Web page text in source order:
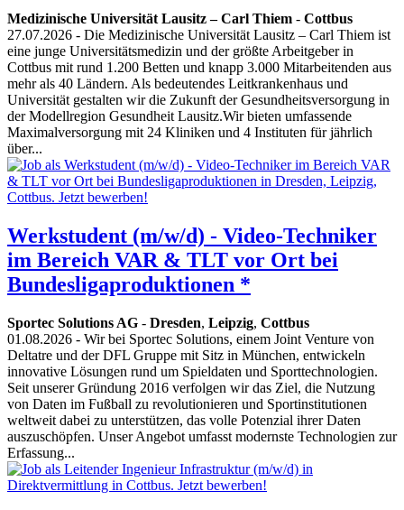
Medizinische Universität Lausitz – Carl Thiem - Cottbus
27.07.2026 - Die Medizinische Universität Lausitz – Carl Thiem ist
eine junge Universitätsmedizin und der größte Arbeitgeber in
Cottbus mit rund 1.200 Betten und knapp 3.000 Mitarbeitenden aus
mehr als 40 Ländern. Als bedeutendes Leitkrankenhaus und
Universität gestalten wir die Zukunft der Gesundheitsversorgung in
der Modellregion Gesundheit Lausitz.Wir bieten umfassende
Maximalversorgung mit 24 Kliniken und 4 Instituten für jährlich
über...
Werkstudent (m/w/d) - Video-Techniker
im Bereich VAR & TLT vor Ort bei
Bundesligaproduktionen *
Sportec Solutions AG - Dresden, Leipzig, Cottbus
01.08.2026 - Wir bei Sportec Solutions, einem Joint Venture von
Deltatre und der DFL Gruppe mit Sitz in München, entwickeln
innovative Lösungen rund um Spieldaten und Sporttechnologien.
Seit unserer Gründung 2016 verfolgen wir das Ziel, die Nutzung
von Daten im Fußball zu revolutionieren und Sportinstitutionen
weltweit dabei zu unterstützen, das volle Potenzial ihrer Daten
auszuschöpfen. Unser Angebot umfasst modernste Technologien zur
Erfassung...